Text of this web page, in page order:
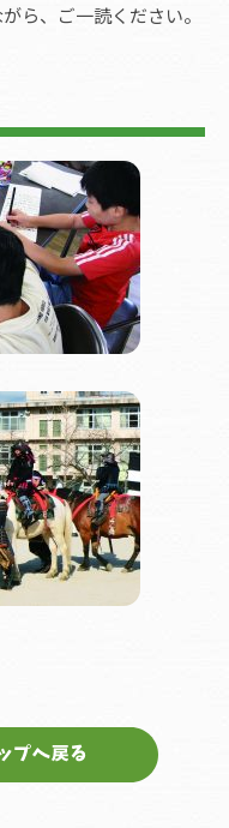
ら、ご一読ください。